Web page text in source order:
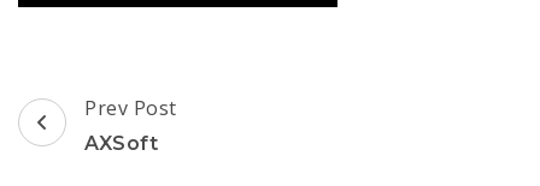
Post
Navigation
Prev Post
AXSoft